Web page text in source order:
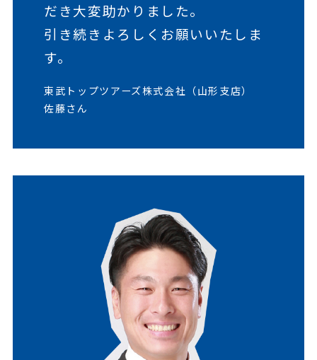
だき大変助かりました。
引き続きよろしくお願いいたしま
す。
東武トップツアーズ株式会社（山形支店）
佐藤さん